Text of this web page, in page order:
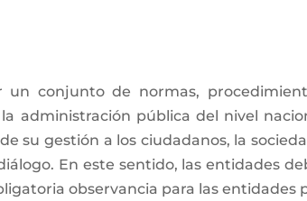
conjunto de normas,
administración pública del nivel
su gestión a los ciudadanos, la
En este sentido, las entidades
observancia para las entidades